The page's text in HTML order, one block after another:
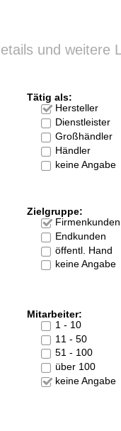
und weitere
Tätig als:
Hersteller
Dienstleister
Großhändler
Händler
keine Angabe
Zielgruppe:
Firmenkunden
Endkunden
öffentl. Hand
keine Angabe
Mitarbeiter:
1 - 10
11 - 50
51 - 100
über 100
keine Angabe